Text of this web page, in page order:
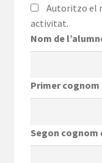
Autoritzo el
activitat.
Nom de
Primer cognom
Segon cognom